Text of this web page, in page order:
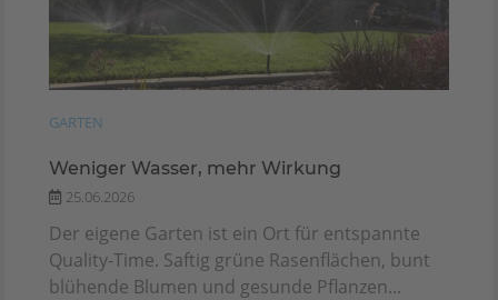
GARTEN
Weniger Wasser, mehr Wirkung
25.06.2026
Der eigene Garten ist ein Ort für entspannte
Quality-Time. Saftig grüne Rasenflächen, bunt
blühende Blumen und gesunde Pflanzen...